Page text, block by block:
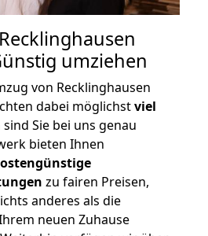
umziehen
von Recklinghausen
dabei möglichstviel
sind Sie bei uns genau
bieten Ihnen
zu fairen Preisen,
anderes als die
neuen Zuhause